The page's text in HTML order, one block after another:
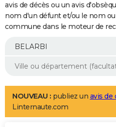
Retraite
Epargne
Immobilier
Risques naturels par ville
Banque
Assurance
AUTO
Essais
Réserver un essai
Citadines
Berlines
SUV
Forum auto
+
Mobiles
Meilleur smartphone
Internet
Ordinateurs
Jeux vidéo
Guide high-tech
Aménagement intérieur
LIFESTYLE
Art de vivre
Bien-être
Loisirs
Mode
Modes de vie
avis de décès ou un avis
nom d'un défunt et/ou le nom
commune dans le moteur de
NOUVEAU : publiez un avis de
Linternaute.com